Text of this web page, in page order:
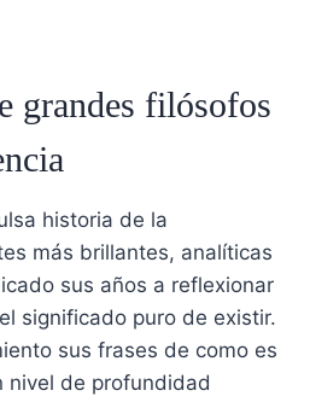
grandes filósofos
historia de la
más brillantes, analíticas
sus años a reflexionar
significado puro de existir.
sus frases de como es
nivel de profundidad